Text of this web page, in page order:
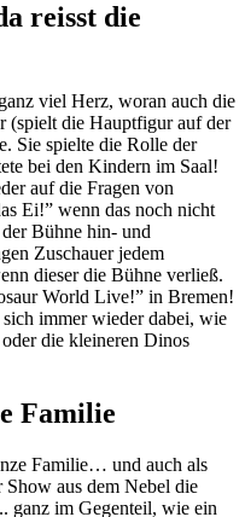
reisst die
viel Herz, woran auch die
(spielt die Hauptfigur auf der
Sie spielte die Rolle der
bei den Kindern im Saal!
auf die Fragen von
Ei!” wenn das noch nicht
Bühne hin- und
Zuschauer jedem
dieser die Bühne verließ.
World Live!” in Bremen!
immer wieder dabei, wie
die kleineren Dinos
Familie
Familie… und auch als
Show aus dem Nebel die
ganz im Gegenteil, wie ein